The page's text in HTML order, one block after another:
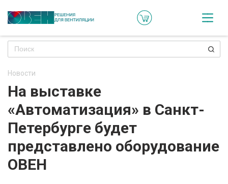
Новости
На выставке
«Автоматизация» в Санкт-
Петербурге будет
представлено оборудование
ОВЕН